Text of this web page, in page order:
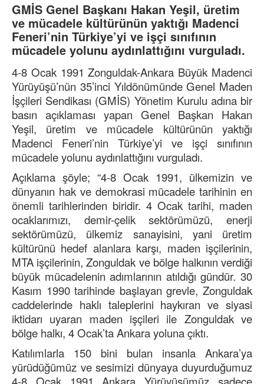
GMİS Genel Başkanı Hakan Yeşil, üretim
ve mücadele kültürünün yaktığı Madenci
Feneri’nin Türkiye’yi ve işçi sınıfının
mücadele yolunu aydınlattığını vurguladı.
4-8 Ocak 1991 Zonguldak-Ankara Büyük Madenci
Yürüyüşü’nün 35’inci Yıldönümünde Genel Maden
İşçileri Sendikası (GMİS) Yönetim Kurulu adına bir
basın açıklaması yapan Genel Başkan Hakan
Yeşil, üretim ve mücadele kültürünün yaktığı
Madenci Feneri’nin Türkiye’yi ve işçi sınıfının
mücadele yolunu aydınlattığını vurguladı.
Açıklama şöyle; “4-8 Ocak 1991, ülkemizin ve
dünyanın hak ve demokrasi mücadele tarihinin en
önemli tarihlerinden biridir. 4 Ocak tarihi, maden
ocaklarımızı, demir-çelik sektörümüzü, enerji
sektörümüzü, ülkemiz sanayisini, yani üretim
kültürünü hedef alanlara karşı, maden işçilerinin,
MTA işçilerinin, Zonguldak ve bölge halkının verdiği
büyük mücadelenin adımlarının atıldığı gündür. 30
Kasım 1990 tarihinde başlayan grevle, Zonguldak
caddelerinde haklı taleplerini haykıran ve siyasi
iktidarı uyaran maden işçileri ile Zonguldak ve
bölge halkı, 4 Ocak’ta Ankara yoluna çıktı.
Katılımlarla 150 bini bulan insanla Ankara’ya
yürüdüğümüz ve sesimizi dünyaya duyurduğumuz